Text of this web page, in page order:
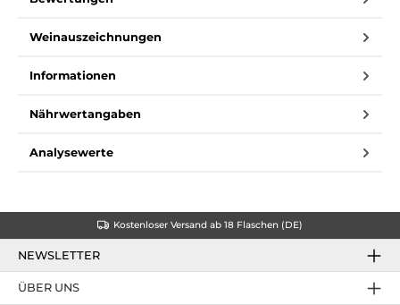
Weinauszeichnungen
Informationen
Nährwertangaben
Analysewerte
Kostenloser Versand ab 18 Flaschen (DE)
NEWSLETTER
ÜBER UNS